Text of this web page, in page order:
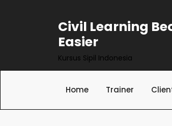
Civil Learning
Easier
Kursus Sipil Indonesia
Home Trainer